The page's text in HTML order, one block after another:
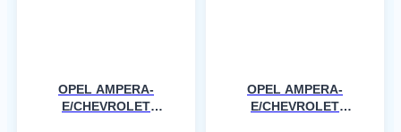
OPEL AMPERA-
E/CHEVROLET
OPEL AMPERA-
E/CHEVROLET